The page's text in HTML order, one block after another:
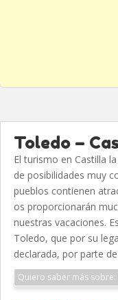
Toledo –
El turismo en Castilla
de posibilidades muy
pueblos contienen
os proporcionarán
nuestras vacaciones.
Toledo, que por su
declarada, por parte de